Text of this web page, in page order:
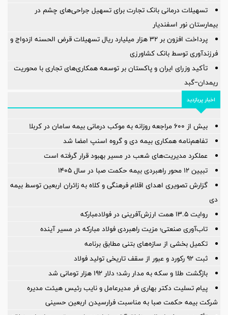
تسهیلات درمانی بانک تجارت برای تسهیل جراحی‌های چشم در
بیمارستان نور اسفندیار
پرداخت افزون بر 32 هزار میلیارد ریال تسهیلات قرض الحسنه ازدواج و
فرزندآوری توسط بانک کشاورزی
تأکید وزرای ایران و پاکستان بر توسعه همکاری‌های تجاری با محوریت
ریمدان–گبد
اخبار پربازدید
بیش از ۶۰۰ مراجعه روزانه به موکب درمانی بیمه سامان در کربلا
تفاهم‌نامه همکاری بیمه دی و گروه اسنپ امضا شد
عملکرد مدیریت‌های شعب در مسیر بهبود قرار گرفته است
️تبیین ۱۲ محور راهبردی بیمه حکمت صبا در سال ۱۴۰۵
گزارش تصویری اهدای اقلام فرهنگی و کلاه به زائران اربعین توسط بیمه
دی
روایت ۱۳.۵ همت ارزش‌آفرینی در فولادمبارکه
تاب‌آوری صنعتی؛ مزیت راهبردی فولاد مبارکه در مسیر آینده
تکمیل بخشی از سازه‌های بتنی مطابق برنامه
ثبت ۹۲ رکورد و عبور از سقف تاریخی تولید فولاد
بازگشت طلا و سکه به مدار رشد؛ دلار ۱۹۲ هزار تومانی شد
پیام تسلیت دکتر بهاری فر مدیرعامل و نایب رئیس هیئت مدیره
شرکت بیمه حکمت صبا به مناسبت فرارسیدن اربعین حسینی